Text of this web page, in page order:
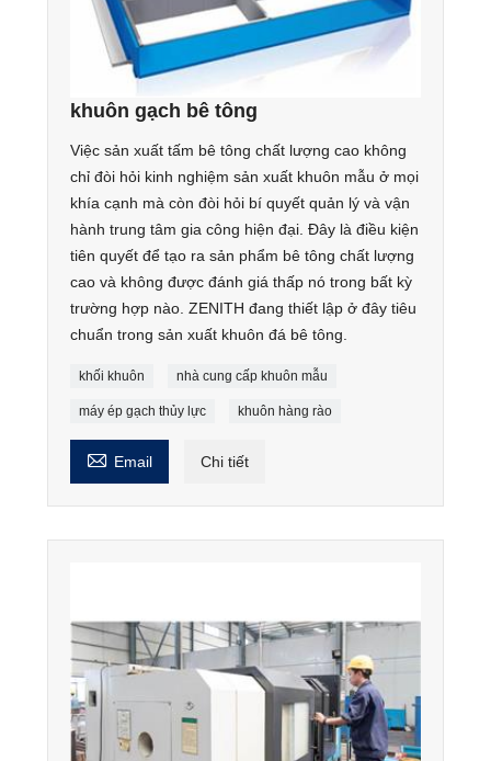
khuôn gạch bê tông
Việc sản xuất tấm bê tông chất lượng cao không
chỉ đòi hỏi kinh nghiệm sản xuất khuôn mẫu ở mọi
khía cạnh mà còn đòi hỏi bí quyết quản lý và vận
hành trung tâm gia công hiện đại. Đây là điều kiện
tiên quyết để tạo ra sản phẩm bê tông chất lượng
cao và không được đánh giá thấp nó trong bất kỳ
trường hợp nào. ZENITH đang thiết lập ở đây tiêu
chuẩn trong sản xuất khuôn đá bê tông.
khối khuôn nhà cung cấp khuôn mẫu
máy ép gạch thủy lực khuôn hàng rào
 Email Chi tiết